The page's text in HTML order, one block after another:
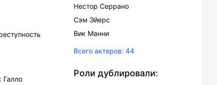
Нестор Серрано
Сэм Эйерс
Вик Манни
Всего актеров: 44
Роли дублировали: